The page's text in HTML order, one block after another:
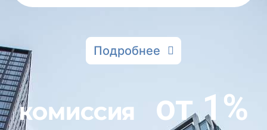
Подробнее
КОМИССИЯ от 1%